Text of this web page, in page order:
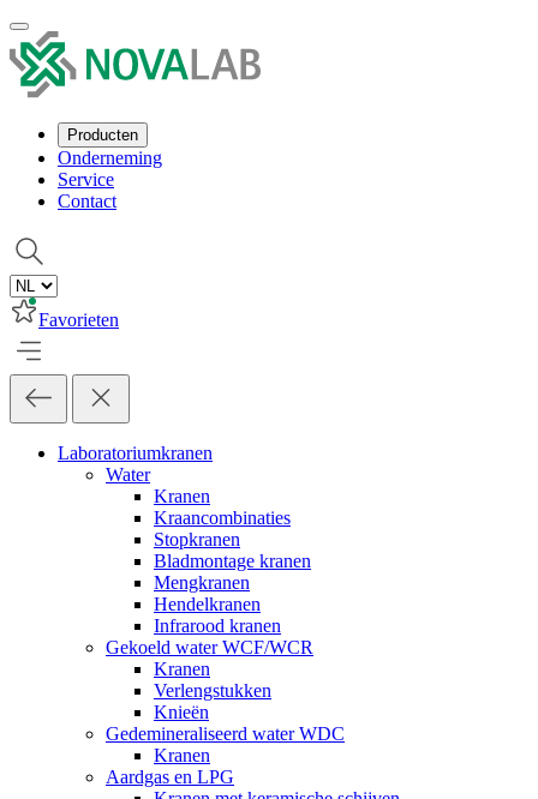
Producten
Onderneming
Service
Contact
Favorieten
Laboratoriumkranen
Water
Kranen
Kraancombinaties
Stopkranen
Bladmontage kranen
Mengkranen
Hendelkranen
Infrarood kranen
Gekoeld water WCF/WCR
Kranen
Verlengstukken
Knieën
Gedemineraliseerd water WDC
Kranen
Aardgas en LPG